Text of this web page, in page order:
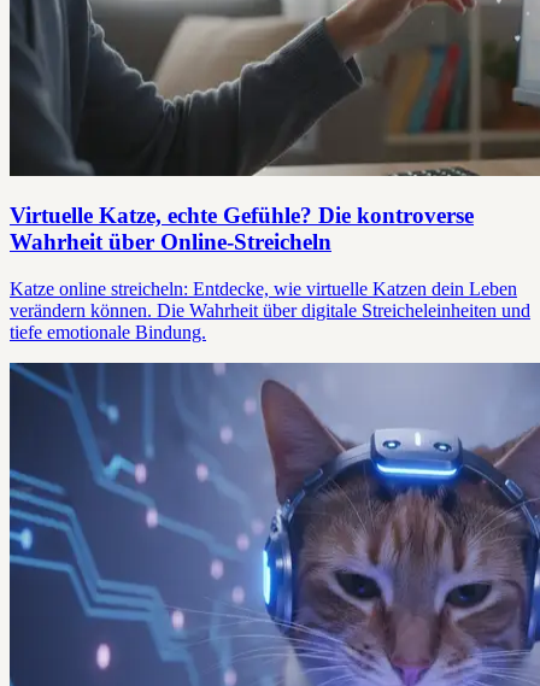
Virtuelle Katze, echte Gefühle? Die kontroverse
Wahrheit über Online-Streicheln
Katze online streicheln: Entdecke, wie virtuelle Katzen dein Leben
verändern können. Die Wahrheit über digitale Streicheleinheiten und
tiefe emotionale Bindung.